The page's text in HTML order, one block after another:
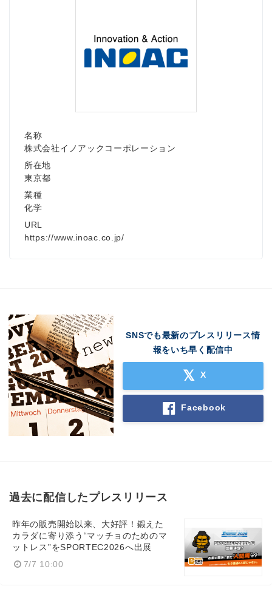
名称
株式会社イノアックコーポレーション
所在地
東京都
業種
化学
URL
https://www.inoac.co.jp/
SNSでも最新のプレスリリース情
報をいち早く配信中
X
Facebook
過去に配信したプレスリリース
昨年の販売開始以来、大好評！鍛えた
カラダに寄り添う“マッチョのためのマ
ットレス”をSPORTEC2026へ出展
7/7 10:00